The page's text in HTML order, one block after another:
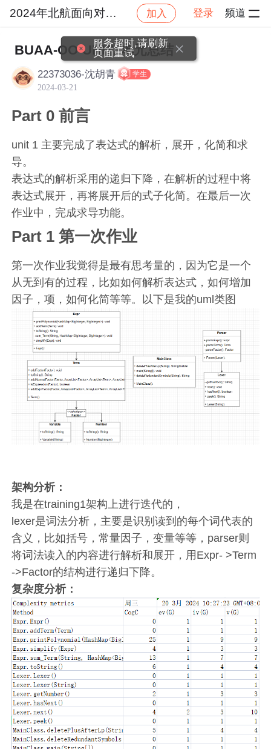
2024年北航面向对象设计与构造 加入 登录 频道
社区 2024年北航面向对象设计与构造
BUAA-OO-UNIT1单元总结
22373036-沈胡青 学生
2024-03-21
Part 0 前言
unit 1 主要完成了表达式的解析，展开，化简和求
导。
表达式的解析采用的递归下降，在解析的过程中将
表达式展开，再将展开后的式子化简。在最后一次
作业中，完成求导功能。
Part 1 第一次作业
第一次作业我觉得是最有思考量的，因为它是一个
从无到有的过程，比如如何解析表达式，如何增加
因子，项，如何化简等等。以下是我的uml类图
架构分析：
我是在training1架构上进行迭代的，
lexer是词法分析，主要是识别读到的每个词代表的
含义，比如括号，常量因子，变量等等，parser则
将词法读入的内容进行解析和展开，用Expr- >Term
->Factor的结构进行递归下降。
复杂度分析：
服务超时,请刷新
页面重试